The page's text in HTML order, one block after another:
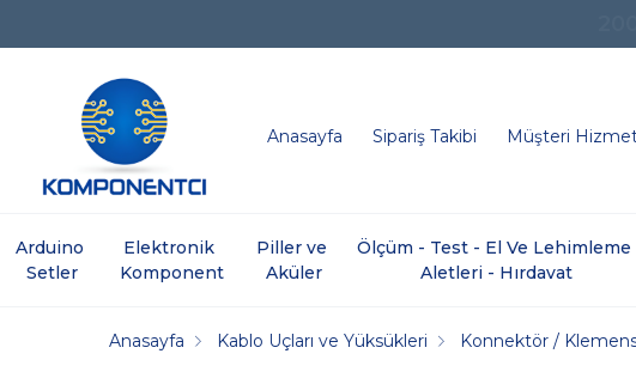
Anasayfa Sipariş Takibi Müşteri
Arduino
Setler
Elektronik
Komponent
Piller ve
Aküler
Ölçüm - Test - El Ve Lehimleme
Aletleri - Hırdavat
Anasayfa Kablo Uçları ve Yüksükleri Konnektör /